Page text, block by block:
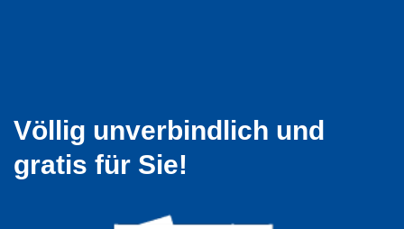
Völlig unverbindlich und
gratis für Sie!